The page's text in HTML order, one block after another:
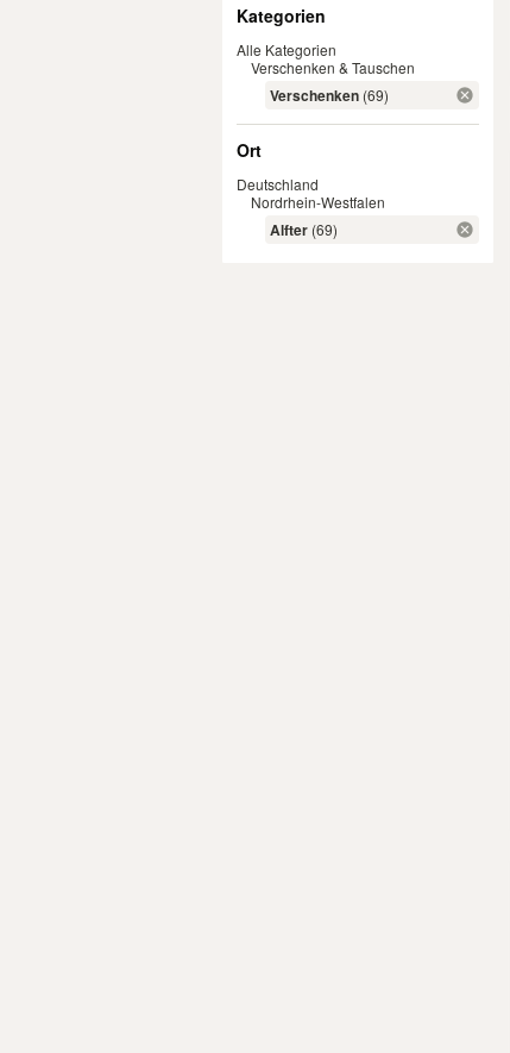
Kategorien
Alle Kategorien
Verschenken & Tauschen
Verschenken (69)
Ort
Deutschland
Nordrhein-Westfalen
Alfter (69)